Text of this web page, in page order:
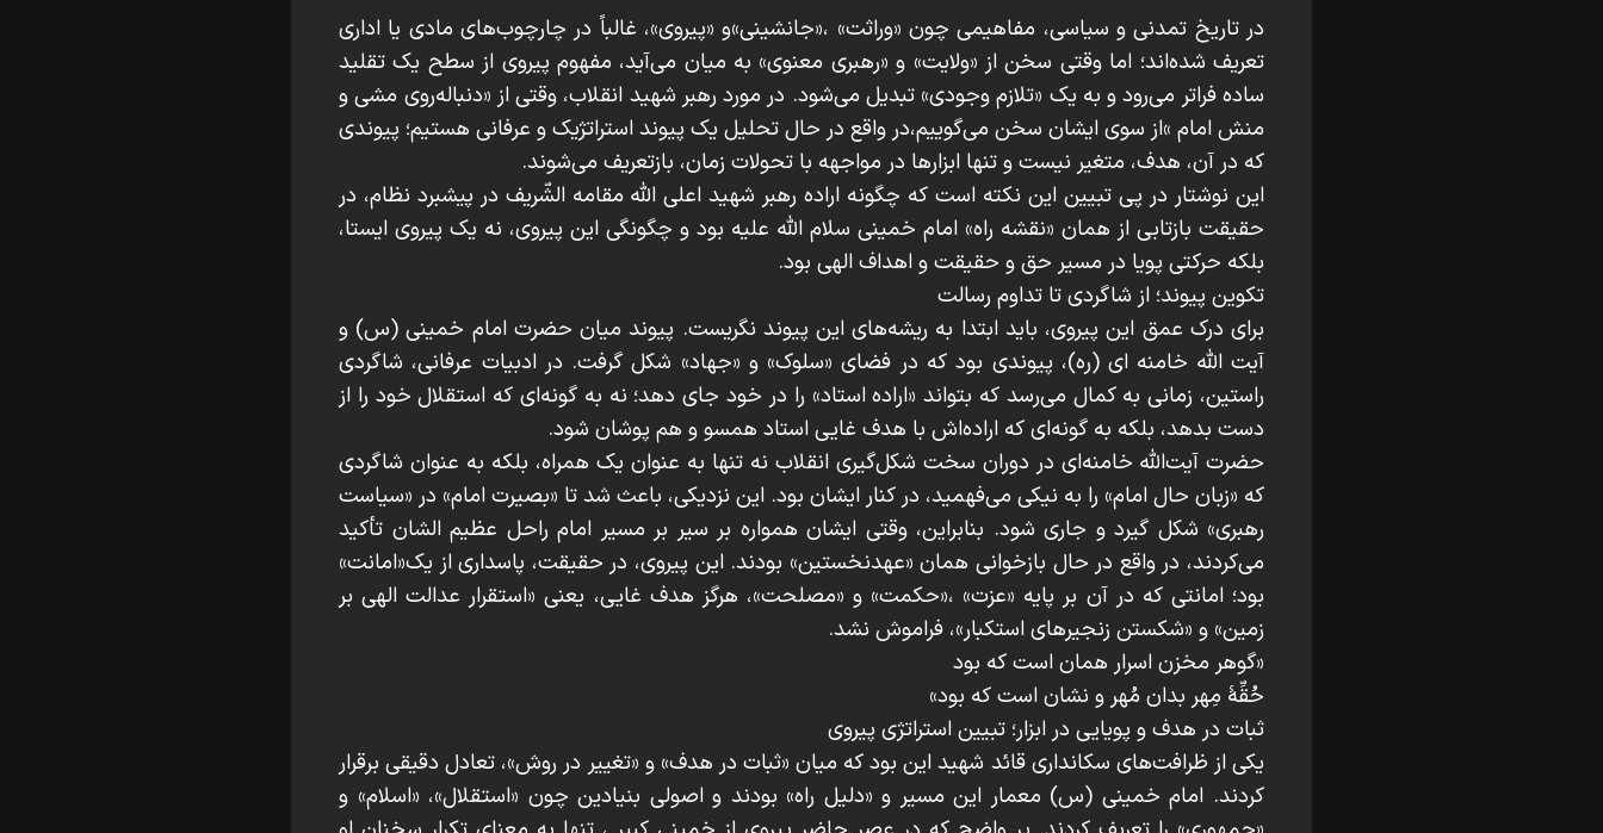
در تاریخ تمدنی و سیاسی، مفاهیمی چون «وراثت» ‌‌‌،«جانشینی»و «پیروی»، غالباً در چارچوب‌های مادی یا اداری
تعریف شده‌اند؛ اما وقتی سخن از «ولایت» و «رهبری معنوی» به میان می‌آید، مفهوم پیروی از سطح یک تقلید
ساده فراتر می‌رود و به یک «تلازم وجودی» تبدیل می‌شود. در مورد رهبر شهید انقلاب، وقتی از «دنباله‌روی مشی و
منش امام »از سوی ایشان سخن می‌گوییم،در واقع در حال تحلیل یک پیوند استراتژیک و عرفانی هستیم؛ پیوندی
که در آن، هدف، متغیر نیست و تنها ابزارها در مواجهه با تحولات زمان، بازتعریف می‌شوند.
این نوشتار در پی تبیین این نکته است که چگونه اراده‌ رهبر شهید اعلی الله مقامه الشّریف در پیشبرد نظام، در
حقیقت بازتابی از همان «نقشه راه» امام خمینی سلام الله علیه بود و چگونگی این پیروی، نه یک پیروی ایستا،
بلکه حرکتی پویا در مسیر حق و حقیقت و اهداف الهی بود.
تکوین پیوند؛ از شاگردی تا تداوم رسالت
برای درک عمق این پیروی، باید ابتدا به ریشه‌های این پیوند نگریست. پیوند میان حضرت امام خمینی (س) و
آیت الله خامنه ای (ره)، پیوندی بود که در فضای «سلوک» و «جهاد» شکل گرفت. در ادبیات عرفانی، شاگردی
راستین، زمانی به کمال می‌رسد که بتواند «اراده‌ استاد» را در خود جای دهد؛ نه به گونه‌ای که استقلال خود را از
دست بدهد، بلکه به گونه‌ای که اراده‌اش با هدف غایی استاد همسو و هم پوشان شود.
حضرت آیت‌الله خامنه‌ای در دوران سخت شکل‌گیری انقلاب نه تنها به عنوان یک همراه، بلکه به عنوان شاگردی
که «زبان حال امام» را به نیکی می‌فهمید، در کنار ایشان بود. این نزدیکی، باعث شد تا «بصیرت امام» در «سیاست
رهبری» شکل گیرد و جاری شود. بنابراین، وقتی ایشان همواره بر سیر بر مسیر امام راحل عظیم الشان تأکید
می‌کردند، در واقع در حال بازخوانی همان «عهدنخستین» بودند. این پیروی، در حقیقت، پاسداری از یک«امانت»
بود؛ امانتی که در آن بر پایه «عزت» ،«حکمت» و «مصلحت»، هرگز هدف غایی، یعنی «استقرار عدالت الهی بر
زمین» و «شکستن زنجیرهای استکبار»، فراموش نشد.
«گوهر مخزن اسرار همان است که بود
حُقِّهٔ مِهر بدان مُهر و نشان است که بود»
ثبات در هدف و پویایی در ابزار؛ تبیین استراتژی پیروی
یکی از ظرافت‌های سکانداری قائد شهید این بود که میان «ثبات در هدف» و «تغییر در روش»، تعادل دقیقی برقرار
کردند. امام خمینی (س) معمار این مسیر و «دلیل راه» بودند و اصولی بنیادین چون «استقلال»، «اسلام» و